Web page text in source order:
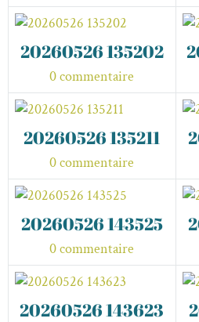
20260526 135202
0 commentaire
20260526 135211
0 commentaire
20260526 143525
0 commentaire
20260526 143623